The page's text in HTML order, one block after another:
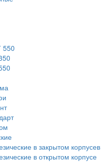
550
в закрытом корпусев
в открытом корпусе